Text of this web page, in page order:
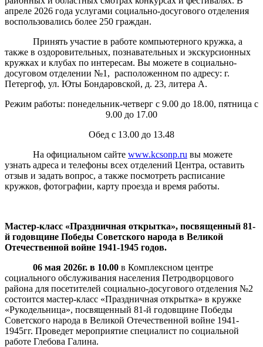
апреле 2026 года услугами социально-досугового отделения
воспользовались более 250 граждан.
Принять участие в работе компьютерного кружка, а
также в оздоровительных, познавательных и экскурсионных
кружках и клубах по интересам. Вы можете в социально-
досуговом отделении №1, расположенном по адресу: г.
Петергоф, ул. Юты Бондаровской, д. 23, литера А.
Режим работы: понедельник-четверг с 9.00 до 18.00, пятница с
9.00 до 17.00
Обед с 13.00 до 13.48
На официальном сайте www.kcsonp.ru вы можете
узнать адреса и телефоны всех отделений Центра, оставить
отзыв и задать вопрос, а также посмотреть расписание
кружков, фотографии, карту проезда и время работы.
Мастер-класс «Праздничная открытка», посвященный 81-
й годовщине Победы Советского народа в Великой
Отечественной войне 1941-1945 годов.
06 мая 2026г. в 10.00 в Комплексном центре
социального обслуживания населения Петродворцового
района для посетителей социально-досугового отделения №2
состоится мастер-класс «Праздничная открытка» в кружке
«Рукодельница», посвященный 81-й годовщине Победы
Советского народа в Великой Отечественной войне 1941-
1945гг. Проведет мероприятие специалист по социальной
работе Глебова Галина.